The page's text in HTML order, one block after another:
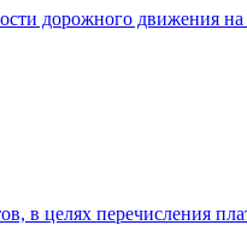
дорожного движения на
в целях перечисления